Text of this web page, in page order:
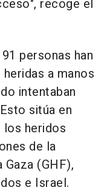
recoge el
personas han
a manos
intentaban
sitúa en
heridos
de la
(GHF),
e Israel.